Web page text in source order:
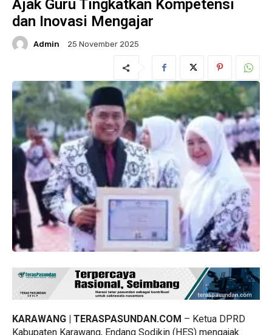
Ajak Guru Tingkatkan Kompetensi
dan Inovasi Mengajar
Admin 25 November 2025
KARAWANG | TERASPASUNDAN.COM – Ketua DPRD
Kabupaten Karawang, Endang Sodikin (HES) mengajak